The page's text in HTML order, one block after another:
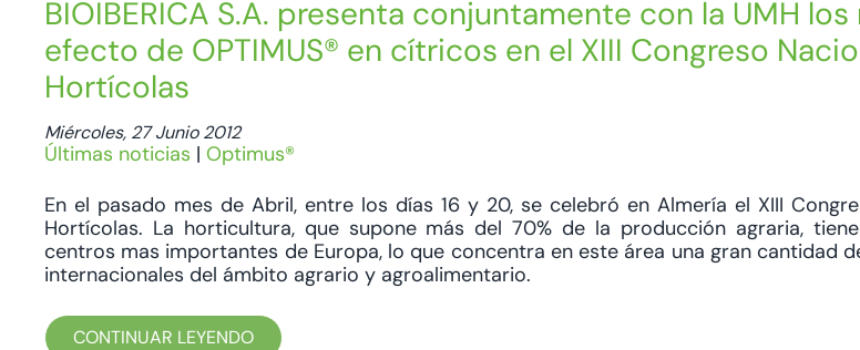
BIOIBERICA S.A. presenta conjuntamente con la UMH
efecto de OPTIMUS® en cítricos en el XIII Congreso
Hortícolas
Miércoles, 27 Junio 2012
Últimas noticias | Optimus®
En el pasado mes de Abril, entre los días 16 y 20, se celebró en Almería el XIII
Hortícolas. La horticultura, que supone más del 70% de la producción agraria,
centros mas importantes de Europa, lo que concentra en este área una gran cantidad
internacionales del ámbito agrario y agroalimentario.
CONTINUAR LEYENDO